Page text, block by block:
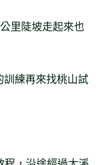
里陡坡走起來也
練再來找桃山試